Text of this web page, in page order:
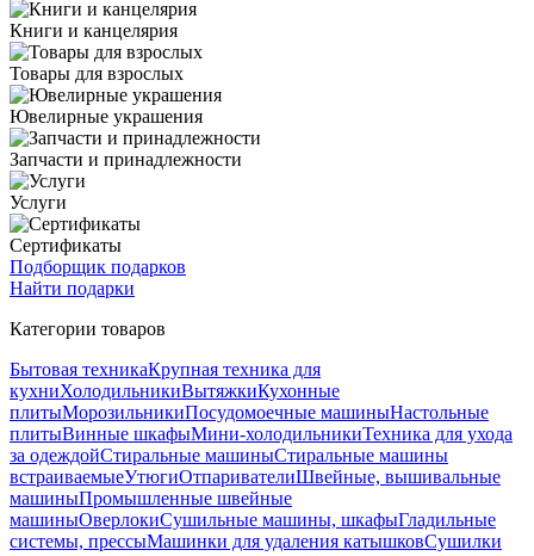
Книги и канцелярия
Товары для взрослых
Ювелирные украшения
Запчасти и принадлежности
Услуги
Сертификаты
Подборщик подарков
Найти подарки
Категории товаров
Бытовая техникаКрупная техника для
кухниХолодильникиВытяжкиКухонные
плитыМорозильникиПосудомоечные машиныНастольные
плитыВинные шкафыМини-холодильникиТехника для ухода
за одеждойСтиральные машиныСтиральные машины
встраиваемыеУтюгиОтпаривателиШвейные, вышивальные
машиныПромышленные швейные
машиныОверлокиСушильные машины, шкафыГладильные
системы, прессыМашинки для удаления катышковСушилки